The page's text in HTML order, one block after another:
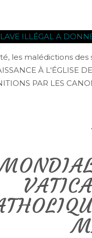
les malédictions des
À L'ÉGLISE
PAR LES